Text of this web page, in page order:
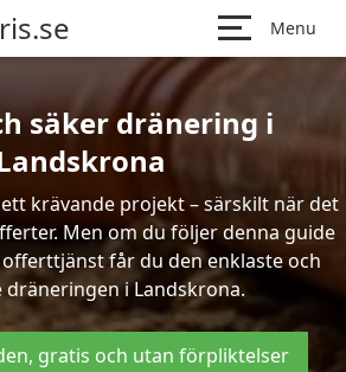
Menu
säker dränering i
krävande projekt – särskilt när det
Men om du följer denna guide
får du den enklaste och
i Landskrona.
gratis och utan förpliktelser